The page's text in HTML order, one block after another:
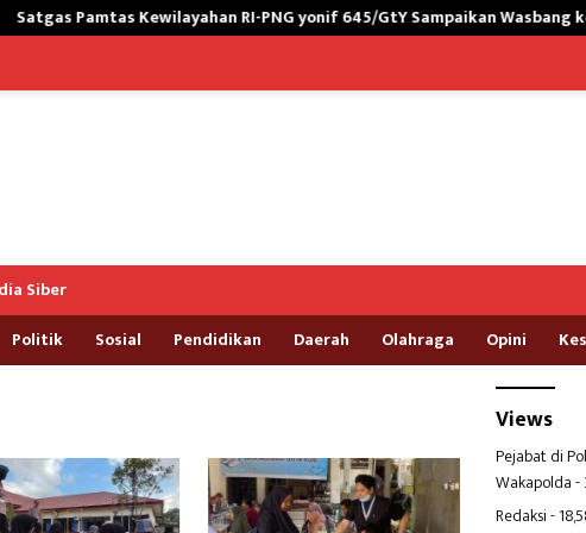
Kewilayahan RI-PNG yonif 645/GtY Sampaikan Wasbang kepada Siswa
Siber
Politik Sosial Pendidikan Daerah Olahraga Opini
Views
Pejabat di
Wakapolda-
Redaksi-